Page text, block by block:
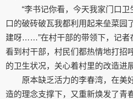
“李书记你看，今天我家门口卫
口的破砖破瓦我都利用起来垒菜园
建呀……”在村干部的带领下，记者
看到村干部，村民们都热情地打招
的卫生状况，关心着村里的改造进
原本缺乏活力的李春湾，在美
造的理念支撑下，又重新焕发了青